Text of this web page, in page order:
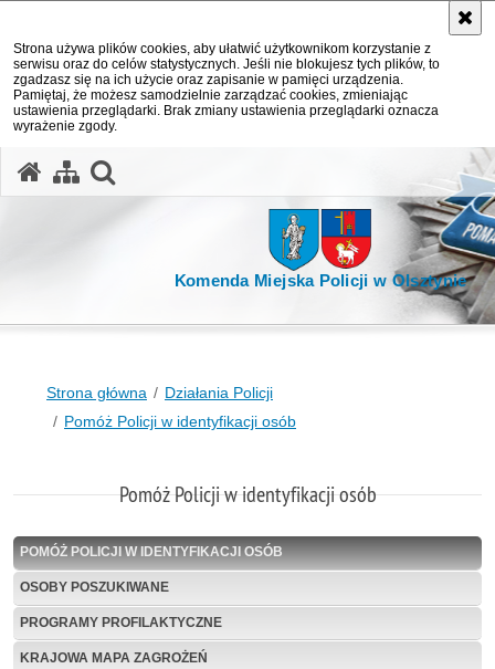
Strona używa plików cookies, aby ułatwić użytkownikom korzystanie z
serwisu oraz do celów statystycznych. Jeśli nie blokujesz tych plików, to
zgadzasz się na ich użycie oraz zapisanie w pamięci urządzenia.
Pamiętaj, że możesz samodzielnie zarządzać cookies, zmieniając
ustawienia przeglądarki. Brak zmiany ustawienia przeglądarki oznacza
wyrażenie zgody.
Komenda Miejska Policji w Olsztynie
Strona główna
Działania Policji
Pomóż Policji w identyfikacji osób
Pomóż Policji w identyfikacji osób
POMÓŻ POLICJI W IDENTYFIKACJI OSÓB
OSOBY POSZUKIWANE
PROGRAMY PROFILAKTYCZNE
KRAJOWA MAPA ZAGROŻEŃ